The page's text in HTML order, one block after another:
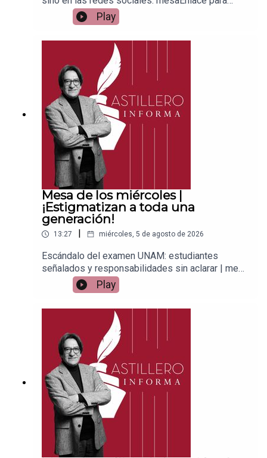
apoyar vía
Patreon:https://www.patreon.com/julioastilleroEnl
ace para hacer donaciones vía
PayPal:https://www.paypal.me/julioastilleroCuent
a para hacer transferencias a cuenta BBVA a
nombre de Julio Hernández López:
1539408017CLABE: 012 320 01539408017
2Tienda:https://julioastillerotienda.com/
Play
Mesa de los miércoles |
¡Estigmatizan a toda una
generación!
13:27 miércoles, 5 de agosto de 2026
Escándalo del examen UNAM: estudiantes
señalados y responsabilidades sin aclarar | mesa
de análisisEnlace para apoyar vía
Patreon:https://www.patreon.com/julioastilleroEnl
ace para hacer donaciones vía
PayPal:https://www.paypal.me/julioastilleroCuent
a para hacer transferencias a cuenta BBVA a
nombre de Julio Hernández López:
1539408017CLABE: 012 320 01539408017
2Tienda:https://julioastillerotienda.com/
Play